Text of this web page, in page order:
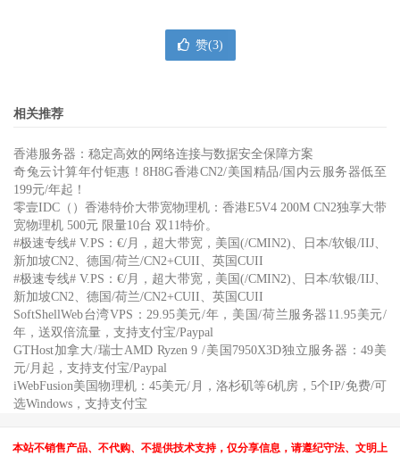
赞(3)
相关推荐
香港服务器：稳定高效的网络连接与数据安全保障方案
奇兔云计算年付钜惠！8H8G香港CN2/美国精品/国内云服务器低至
199元/年起！
零壹IDC（）香港特价大带宽物理机：香港E5V4 200M CN2独享大带
宽物理机 500元 限量10台 双11特价。
#极速专线# V.PS：€/月，超大带宽，美国(/CMIN2)、日本/软银/IIJ、
新加坡CN2、德国/荷兰/CN2+CUII、英国CUII
#极速专线# V.PS：€/月，超大带宽，美国(/CMIN2)、日本/软银/IIJ、
新加坡CN2、德国/荷兰/CN2+CUII、英国CUII
SoftShellWeb台湾VPS：29.95美元/年，美国/荷兰服务器11.95美元/
年，送双倍流量，支持支付宝/Paypal
GTHost加拿大/瑞士AMD Ryzen 9 /美国7950X3D独立服务器：49美
元/月起，支持支付宝/Paypal
iWebFusion美国物理机：45美元/月，洛杉矶等6机房，5个IP/免费/可
选Windows，支持支付宝
本站不销售产品、不代购、不提供技术支持，仅分享信息，请遵纪守法、文明上